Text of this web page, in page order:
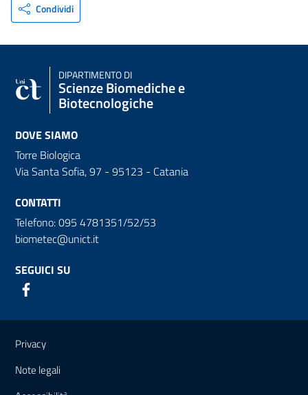
Condividi
DIPARTIMENTO DI
Scienze Biomediche e
Biotecnologiche
DOVE SIAMO
Torre Biologica
Via Santa Sofia, 97 - 95123 - Catania
CONTATTI
Telefono: 095 4781351/52/53
biometec@unict.it
SEGUICI SU
Link e informazioni utili
Privacy
Note legali